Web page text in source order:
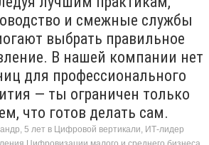
и смежные службы
выбрать правильное
В нашей компании нет
для профессионального
— ты ограничен только
что готов делать сам.
5 лет в Цифровой вертикали, ИТ-лидер